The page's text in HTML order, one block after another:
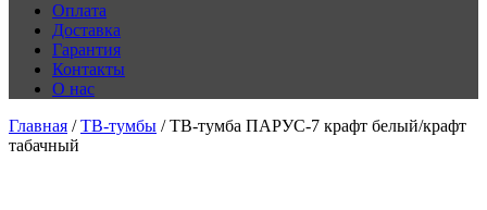
Оплата
Доставка
Гарантия
Контакты
О нас
Главная /ТВ-тумбы / ТВ-тумба ПАРУС-7 крафт белый/крафт
табачный